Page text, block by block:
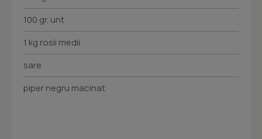
100 gr. unt
1 kg rosii medii
sare
piper negru macinat